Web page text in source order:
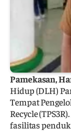
Pamekasan,
Hidup (DLH)
Tempat
Recycle
fasilitas